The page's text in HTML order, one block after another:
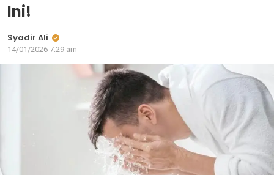
Ini!
Syadir Ali
14/01/2026 7:29 am